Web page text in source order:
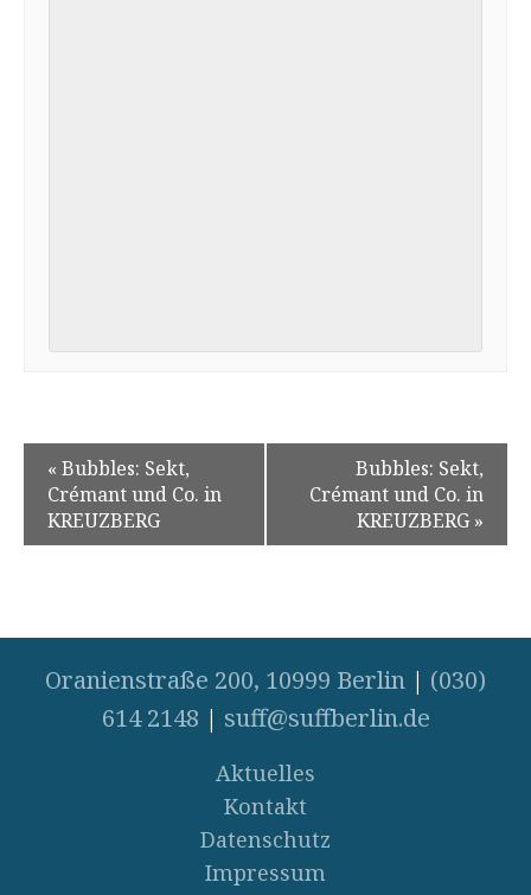
« Bubbles: Sekt,
Crémant und Co. in
KREUZBERG
Bubbles: Sekt,
Crémant und Co. in
KREUZBERG »
Oranienstraße 200, 10999 Berlin | (030)
614 2148 | suff@suffberlin.de
Aktuelles
Kontakt
Datenschutz
Impressum